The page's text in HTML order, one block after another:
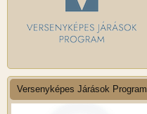
Versenyképes Járások Program